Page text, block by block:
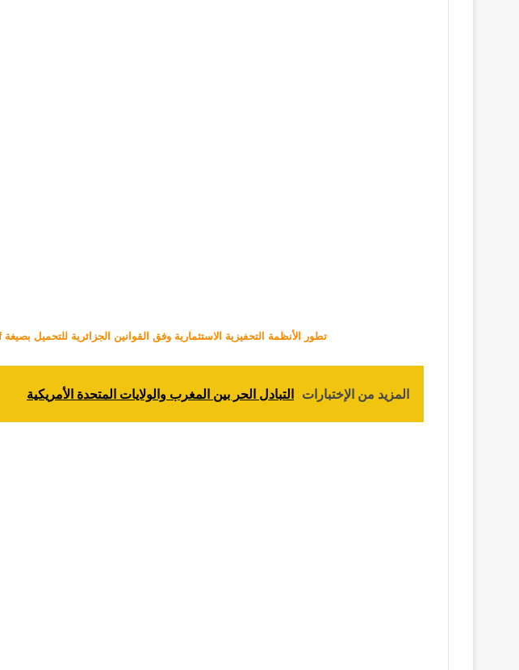
تطور الأنظمة التحفيزية الاستثمارية وفق القوانين الجزائرية للتحميل بصيغة pdf اضغط هنا
المزيد من الإختبارات التبادل الحر بين المغرب والولايات المتحدة الأمريكية